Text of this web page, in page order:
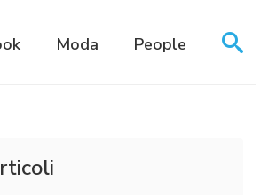
Moda People